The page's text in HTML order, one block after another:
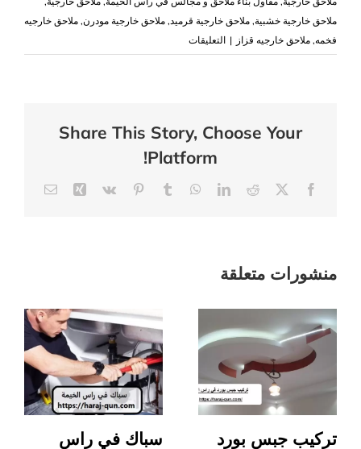
ملاحق خارجية خشبية, ملاحق خارجية قرميد, ملاحق خارجية مودرن, ملاحق خارجيه
فخمه, ملاحق خارجيه قزاز | التعليقاتعلى
بناء
الخيمة
|0503418441
Share This Story, Choose Your
Platform!
Facebook
X
Reddit
LinkedIn
WhatsApp
Tumblr
Pinterest
Vk
Xing
Email
منشورات متعلقة
تركيب جبس بورد سباك في راس